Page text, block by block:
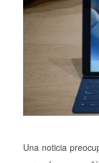
Una noticia